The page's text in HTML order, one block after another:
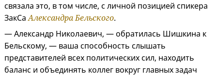
связала это, в том числе, с личной позицией спикера
ЗакСаАлександра Бельского.
— Александр Николаевич, — обратилась Шишкина к
Бельскому, — ваша способность слышать
представителей всех политических сил, находить
баланс и объединять коллег вокруг главных задач